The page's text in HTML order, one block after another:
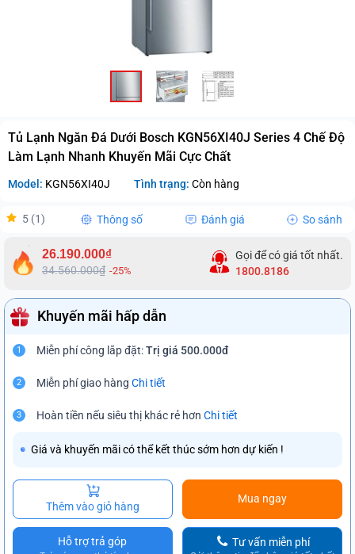
Tủ Lạnh Ngăn Đá Dưới Bosch KGN56XI40J Series 4 Chế Độ
Làm Lạnh Nhanh Khuyến Mãi Cực Chất
Model: KGN56XI40J Tình trạng: Còn hàng
5 (1) Thông số Đánh giá So sánh
26.190.000₫
34.560.000₫ -25%
Gọi để có giá tốt nhất.
1800.8186
Khuyến mãi hấp dẫn
1 Miễn phí công lắp đặt:Trị giá 500.000đ
2 Miễn phí giao hàng Chi tiết
3 Hoàn tiền nếu siêu thị khác rẻ hơn Chi tiết
Giá và khuyến mãi có thể kết thúc sớm hơn dự kiến !
Thêm vào giỏ hàng
Mua ngay
Hỗ trợ trả góp Tư vấn miễn phí